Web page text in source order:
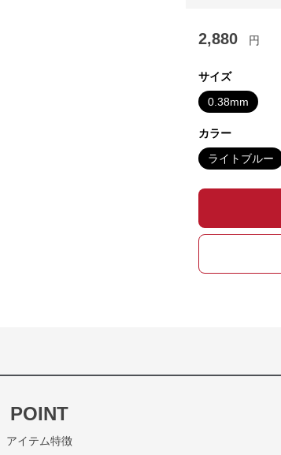
2,880 円
サイズ
0.38mm
カラー
ライトブルー
POINT
アイテム特徴